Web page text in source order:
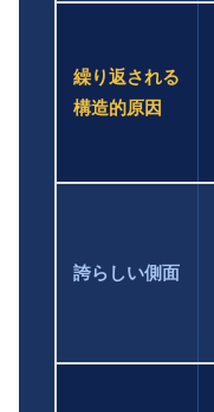
繰り返される
構造的原因
誇らしい側面